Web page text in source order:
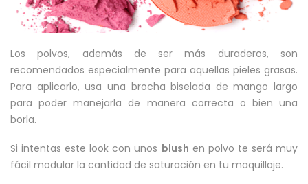
Los polvos, además de ser más duraderos, son
recomendados especialmente para aquellas pieles grasas.
Para aplicarlo, usa una brocha biselada de mango largo
para poder manejarla de manera correcta o bien una
borla.
Si intentas este look con unos blush en polvo te será muy
fácil modular la cantidad de saturación en tu maquillaje.